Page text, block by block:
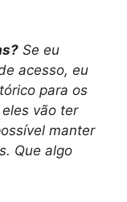
Se eu
acesso, eu
para os
vão ter
manter
Que algo